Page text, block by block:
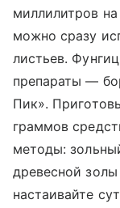
миллилитров
можно сразу
листьев.
препараты —
Пик».
граммов
методы:
древесной
настаивайте